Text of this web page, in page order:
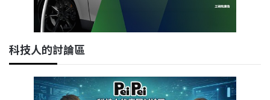
科技人的討論區